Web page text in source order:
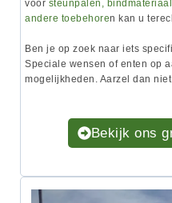
voor steunpalen,
andere toebehoren kan u
Ben je op zoek naar iets
Speciale wensen of enten op
mogelijkheden. Aarzel dan niet
Bekijk ons